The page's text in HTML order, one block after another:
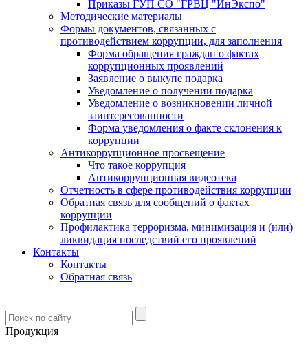
Приказы ГУП СО "ГРВЦ "ИнЭкспо"
Методические материалы
Формы документов, связанных с
противодействием коррупции, для заполнения
Форма обращения граждан о фактах
коррупционных проявлений
Заявление о выкупе подарка
Уведомление о получении подарка
Уведомление о возникновении личной
заинтересованности
Форма уведомления о факте склонения к
коррупции
Антикоррупционное просвещение
Что такое коррупция
Антикоррупционная видеотека
Отчетность в сфере противодействия коррупции
Обратная связь для сообщений о фактах
коррупции
Профилактика терроризма, минимизация и (или)
ликвидация последствий его проявлений
Контакты
Контакты
Обратная связь
Продукция